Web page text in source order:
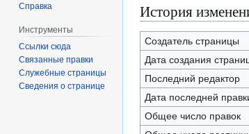
История
Создатель страницы
Дата создания
Последний редактор
Дата последней
Общее число правок
Справка
Инструменты
Ссылки сюда
Связанные правки
Служебные страницы
Сведения о странице